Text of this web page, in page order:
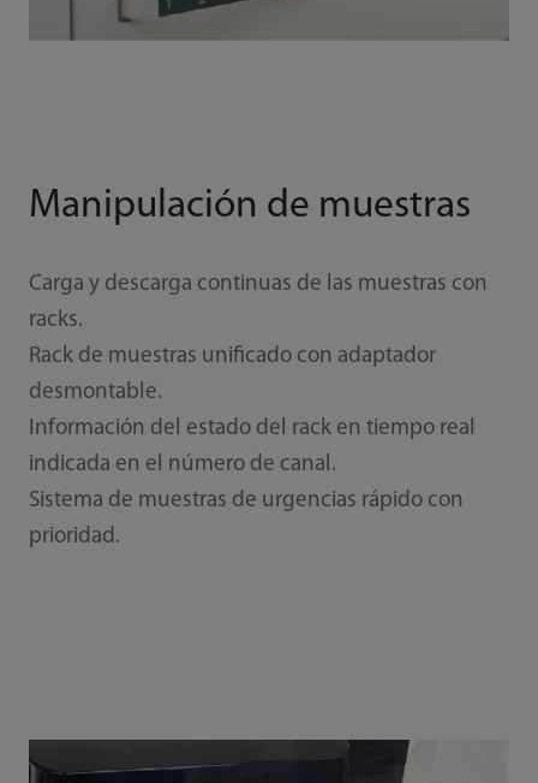
Manipulación de muestras
Carga y descarga continuas de las muestras con
racks.
Rack de muestras unificado con adaptador
desmontable.
Información del estado del rack en tiempo real
indicada en el número de canal.
Sistema de muestras de urgencias rápido con
prioridad.